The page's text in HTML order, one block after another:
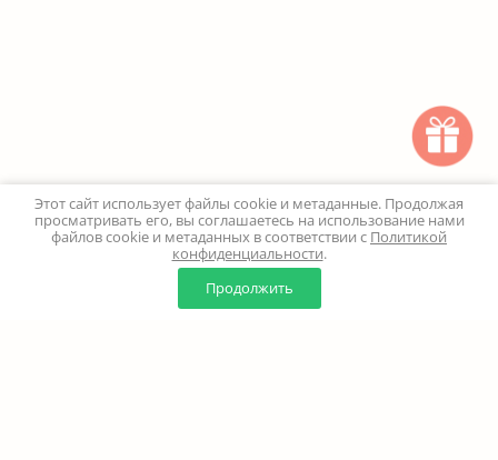
0
Корзина
Этот сайт использует файлы cookie и метаданные. Продолжая
просматривать его, вы соглашаетесь на использование нами
файлов cookie и метаданных в соответствии с Политикой
конфиденциальности.
Продолжить